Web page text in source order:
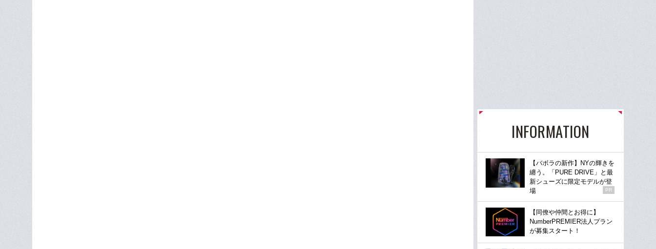
INFORMATION
【バボラの新作】NYの輝きを
纏う。「PURE DRIVE」と最
新シューズに限定モデルが登
場
PR
【同僚や仲間とお得に】
NumberPREMIER法人プラン
が募集スタート！